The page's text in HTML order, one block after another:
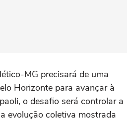
MG precisará de uma
Horizonte para avançar à
o desafio será controlar a
evolução coletiva mostrada